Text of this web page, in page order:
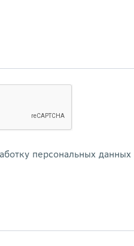
персональных данных